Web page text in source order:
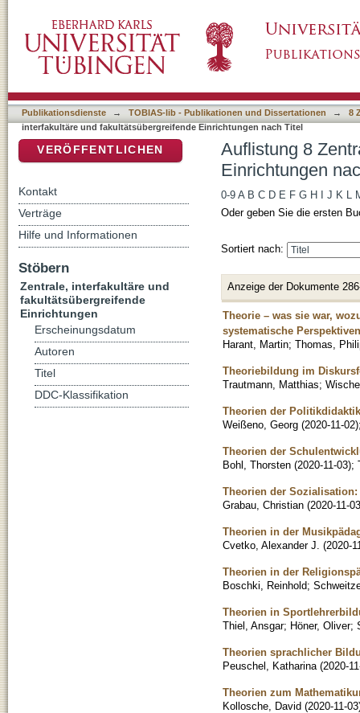
Publikationsdienste → TOBIAS-lib - Publikationen und Dissertationen →
8
interfakultäre und fakultätsübergreifende Einrichtungen nach Titel
Auflistung 8
Einrichtungen
0-9 A B C D E F G H J K L
Oder geben Sie die ersten
Sortiert nach:
Anzeige der Dokumente
Theorie – was sie war,
systematische Perspektiven
Harant, Martin; Thomas,
Theoriebildung im
Trautmann, Matthias;
Theorien der Politikdidaktik
Weißeno, Georg (2020-11-02)
Theorien der
Bohl, Thorsten (2020-11-03);
Theorien der
Grabau, Christian (2020-11-03
Theorien in der
Cvetko, Alexander J. (2020-
Theorien in der
Boschki, Reinhold;
Theorien in
Thiel, Ansgar; Höner, Oliver;
Theorien sprachlicher
Peuschel, Katharina (2020-
Theorien zum
Kollosche, David (2020-11-03
VERÖFFENTLICHEN
Kontakt
Verträge
Hilfe und Informationen
Stöbern
Zentrale, interfakultäre und
fakultätsübergreifende
Einrichtungen
Erscheinungsdatum
Autoren
Titel
DDC-Klassifikation